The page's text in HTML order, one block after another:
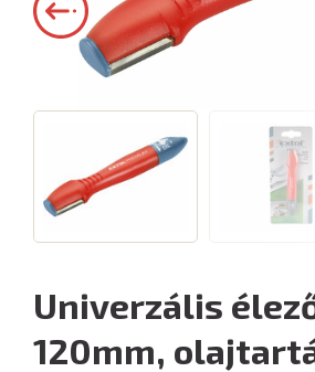
Univerzális
120mm,